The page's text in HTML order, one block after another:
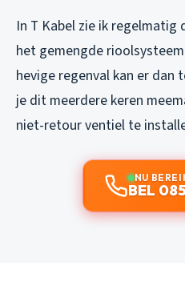
In T Kabel zie ik
het gemengde
hevige regenval kan er
je dit meerdere keren
niet-retour ventiel te
NU
BEL